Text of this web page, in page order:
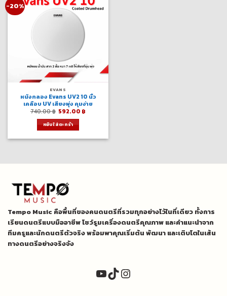
-20%
EVANS
หนังกลอง Evans UV2 10 นิ้ว
เคลือบ UV เสียงพุ่ง คุมง่าย
740.00฿ Original
was:
740.00 ฿.
592.00 ฿
หยิบใส่ตะกร้า
Tempo Music คือพื้นที่ของคนดนตรีที่รวมทุกอย่างไว้ในที่เดียว ทั้งการ
เรียนดนตรีแบบมืออาชีพ โชว์รูมเครื่องดนตรีคุณภาพ และคำแนะนำจาก
ทีมครูและนักดนตรีตัวจริง พร้อมพาคุณเริ่มต้น พัฒนา และเติบโตในเส้น
ทางดนตรีอย่างจริงจัง
YouTube
TikTok
Instagram